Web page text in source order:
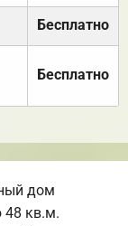
Бесплатно
Бесплатно
дом
48 кв.м.